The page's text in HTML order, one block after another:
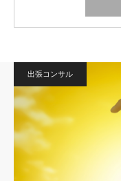
出張コンサル